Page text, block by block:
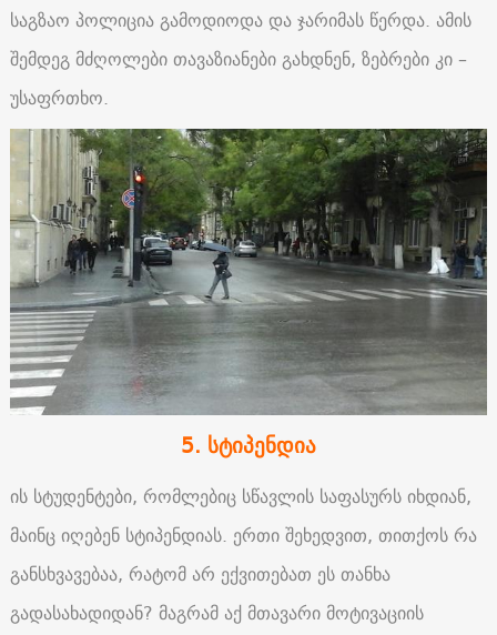
საგზაო პოლიცია გამოდიოდა და ჯარიმას წერდა. ამის
შემდეგ მძღოლები თავაზიანები გახდნენ, ზებრები კი –
უსაფრთხო.
5. სტიპენდია
ის სტუდენტები, რომლებიც სწავლის საფასურს იხდიან,
მაინც იღებენ სტიპენდიას. ერთი შეხედვით, თითქოს რა
განსხვავებაა, რატომ არ ექვითებათ ეს თანხა
გადასახადიდან? მაგრამ აქ მთავარი მოტივაციის